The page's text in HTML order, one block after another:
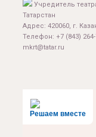
Учредитель
Татарстан
Адрес: 420060, г.
Телефон: +7 (843) 264-
mkrt@tatar.ru
Решаем вместе